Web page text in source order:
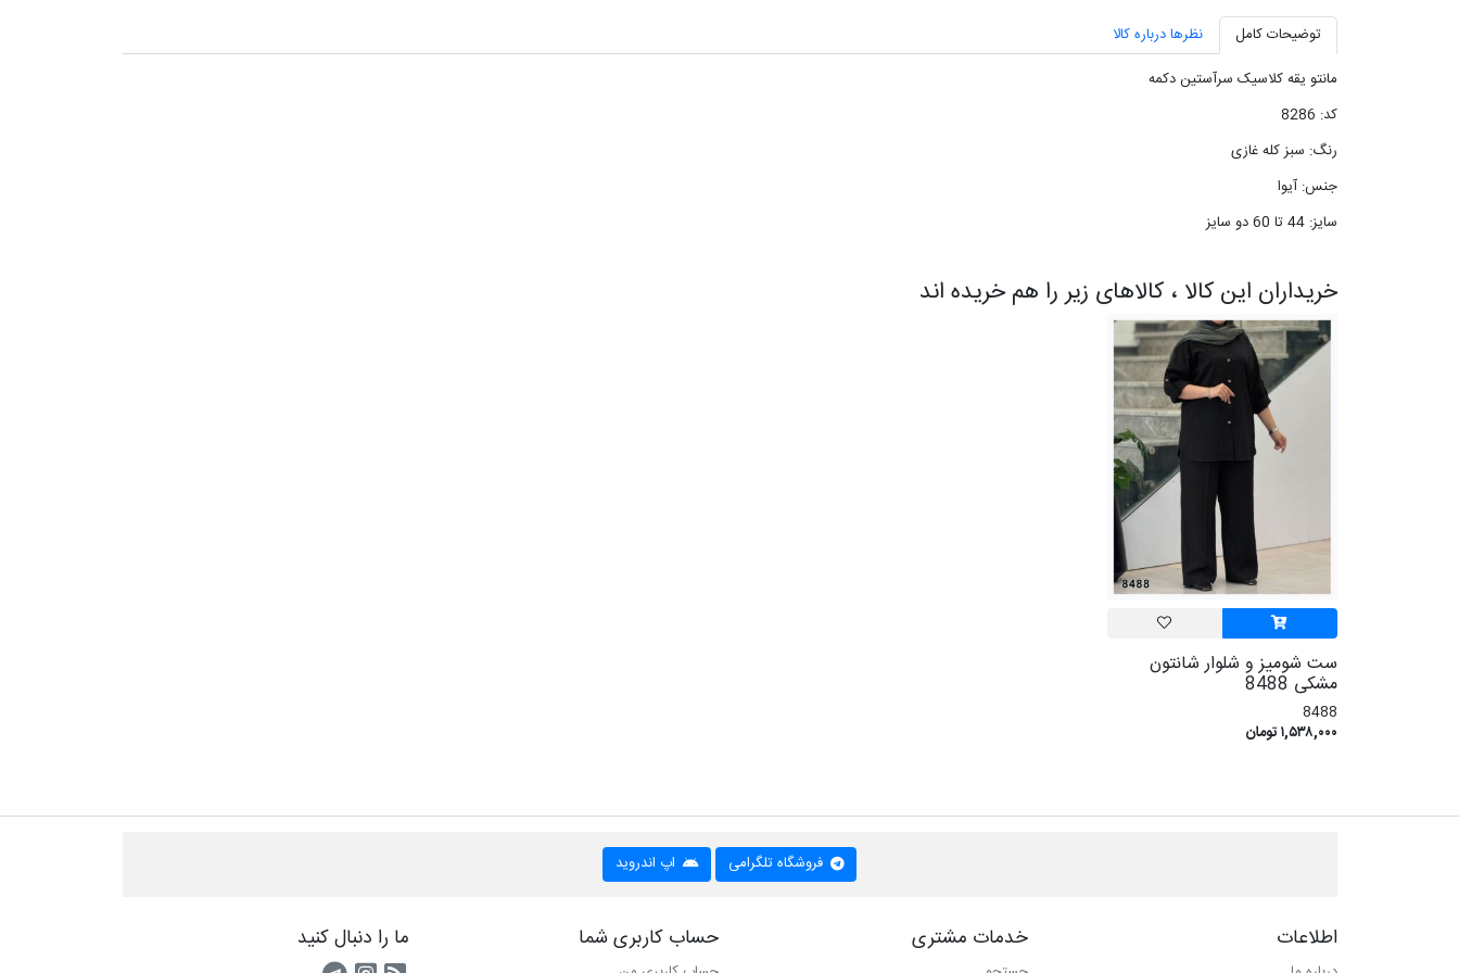
توضیحات کامل
نظرها درباره کالا
مانتو یقه کلاسیک سرآستین دکمه
کد: 8286
رنگ: سبز کله غازی
جنس: آیوا
سایز: 44 تا 60 دو سایز
خریداران این کالا ، کالاهای زیر را هم خریده اند
ست شومیز و شلوار شانتون
مشکی 8488
8488
۱,۵۳۸,۰۰۰ تومان
فروشگاه تلگرامی اپ اندروید
اطلاعات خدمات مشتری حساب کاربری شما ما را دنبال کنید